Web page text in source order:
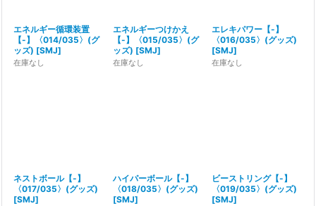
エネルギー循環装置
【-】〈014/035〉(グ
ッズ) [SMJ]
在庫なし
エネルギーつけかえ
【-】〈015/035〉(グ
ッズ) [SMJ]
在庫なし
エレキパワー【-】
〈016/035〉(グッズ)
[SMJ]
在庫なし
ネストボール【-】
〈017/035〉(グッズ)
[SMJ]
ハイパーボール【-】
〈018/035〉(グッズ)
[SMJ]
ビーストリング【-】
〈019/035〉(グッズ)
[SMJ]